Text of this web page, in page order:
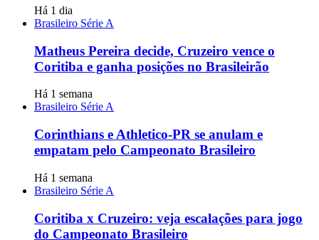
Há 1 dia
Brasileiro Série A
Matheus Pereira decide, Cruzeiro vence o
Coritiba e ganha posições no Brasileirão
Há 1 semana
Brasileiro Série A
Corinthians e Athletico-PR se anulam e
empatam pelo Campeonato Brasileiro
Há 1 semana
Brasileiro Série A
Coritiba x Cruzeiro: veja escalações para jogo
do Campeonato Brasileiro